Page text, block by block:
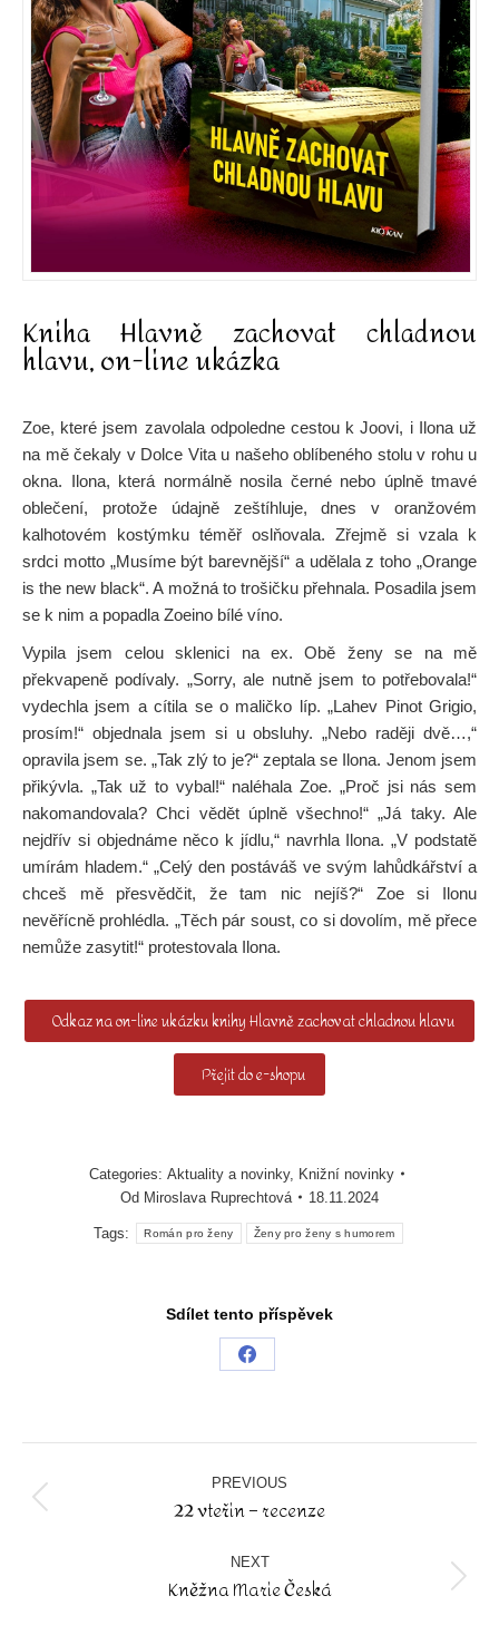
Kniha Hlavně zachovat chladnou
hlavu, on-line ukázka
Zoe, které jsem zavolala odpoledne cestou k Joovi, i Ilona už
na mě čekaly v Dolce Vita u našeho oblíbeného stolu v rohu u
okna. Ilona, která normálně nosila černé nebo úplně tmavé
oblečení, protože údajně zeštíhluje, dnes v oranžovém
kalhotovém kostýmku téměř oslňovala. Zřejmě si vzala k
srdci motto „Musíme být barevnější“ a udělala z toho „Orange
is the new black“. A možná to trošičku přehnala. Posadila jsem
se k nim a popadla Zoeino bílé víno.
Vypila jsem celou sklenici na ex. Obě ženy se na mě
překvapeně podívaly. „Sorry, ale nutně jsem to potřebovala!“
vydechla jsem a cítila se o maličko líp. „Lahev Pinot Grigio,
prosím!“ objednala jsem si u obsluhy. „Nebo raději dvě…,“
opravila jsem se. „Tak zlý to je?“ zeptala se Ilona. Jenom jsem
přikývla. „Tak už to vybal!“ naléhala Zoe. „Proč jsi nás sem
nakomandovala? Chci vědět úplně všechno!“ „Já taky. Ale
nejdřív si objednáme něco k jídlu,“ navrhla Ilona. „V podstatě
umírám hladem.“ „Celý den postáváš ve svým lahůdkářství a
chceš mě přesvědčit, že tam nic nejíš?“ Zoe si Ilonu
nevěřícně prohlédla. „Těch pár soust, co si dovolím, mě přece
nemůže zasytit!“ protestovala Ilona.
Odkaz na on-line ukázku knihy Hlavně zachovat chladnou hlavu
Přejít do e-shopu
Categories: Aktuality a novinky, Knižní novinky
Od Miroslava Ruprechtová 18.11.2024
Tags: Román pro ženy Ženy pro ženy s humorem
Sdílet tento příspěvek
Share
Post
navigation PREVIOUS
Previous
22 vteřin – recenze
NEXT
Next
Kněžna Marie Česká